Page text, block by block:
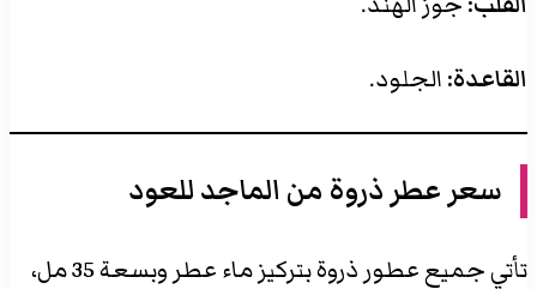
القاعدة: الجلود.
سعر عطر ذروة من الماجد للعود
تأتي جميع عطور ذروة بتركيز ماء عطر وبسعة 35 مل،